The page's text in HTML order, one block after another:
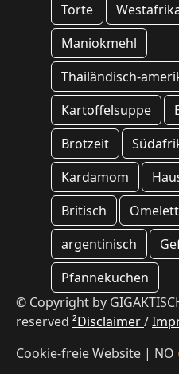
Torte
Maniokmehl
Thailändisch-
Kartoffelsuppe
Brotzeit
Kardamom
Britisch
argentinisch
Pfannekuchen
© Copyright by
reserved ²Disclaimer/
Cookie-freie Website | NO